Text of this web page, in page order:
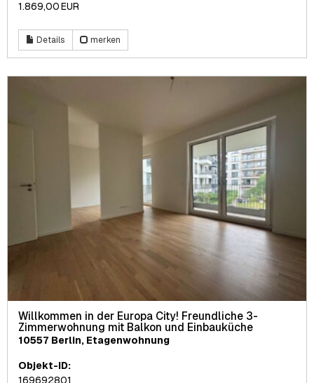
1.869,00 EUR
Details merken
Willkommen in der Europa City! Freundliche 3-
Zimmerwohnung mit Balkon und Einbauküche
10557 Berlin, Etagenwohnung
Objekt-ID:
169692801